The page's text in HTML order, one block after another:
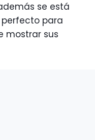
se está
para
mostrar sus